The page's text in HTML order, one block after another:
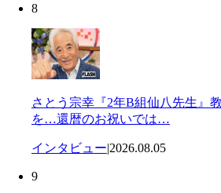
8
さとう宗幸『2年B組仙八先生』
を…還暦のお祝いでは…
インタビュー|2026.08.05
9